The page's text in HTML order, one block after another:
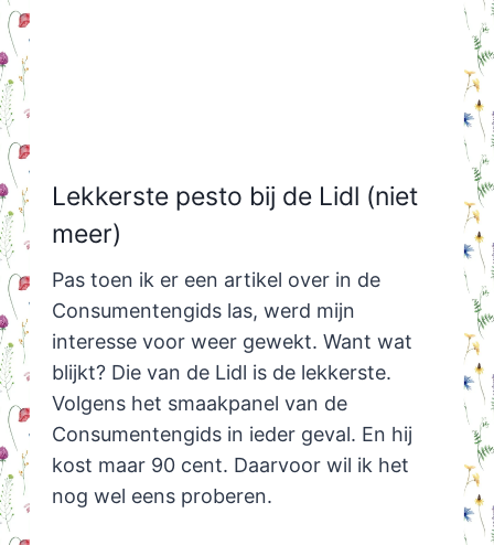
Lekkerste pesto bij de Lidl (niet
meer)
Pas toen ik er een artikel over in de
Consumentengids las, werd mijn
interesse voor weer gewekt. Want wat
blijkt? Die van de Lidl is de lekkerste.
Volgens het smaakpanel van de
Consumentengids in ieder geval. En hij
kost maar 90 cent. Daarvoor wil ik het
nog wel eens proberen.